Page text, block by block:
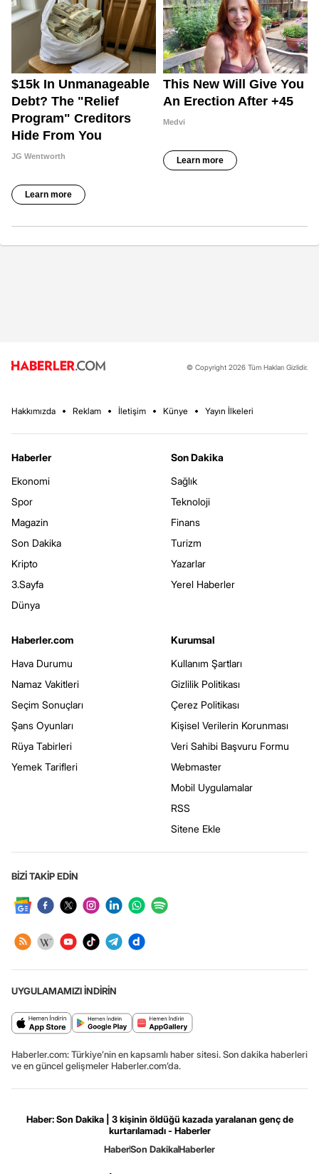
© Copyright 2026 Tüm Hakları Gizlidir.
Hakkımızda Reklam İletişim Künye Yayın İlkeleri
Haberler
Ekonomi
Spor
Magazin
Son Dakika
Kripto
3.Sayfa
Dünya
Son Dakika
Sağlık
Teknoloji
Finans
Turizm
Yazarlar
Yerel Haberler
Haberler.com
Hava Durumu
Namaz Vakitleri
Seçim Sonuçları
Şans Oyunları
Rüya Tabirleri
Yemek Tarifleri
Kurumsal
Kullanım Şartları
Gizlilik Politikası
Çerez Politikası
Kişisel Verilerin Korunması
Veri Sahibi Başvuru Formu
Webmaster
Mobil Uygulamalar
RSS
Sitene Ekle
BİZİ TAKİP EDİN
UYGULAMAMIZI İNDİRİN
Haberler.com: Türkiye’nin en kapsamlı haber sitesi. Son dakika haberleri
ve en güncel gelişmeler Haberler.com’da.
Haber: Son Dakika | 3 kişinin öldüğü kazada yaralanan genç de
kurtarılamadı - Haberler
HaberSon DakikaHaberler